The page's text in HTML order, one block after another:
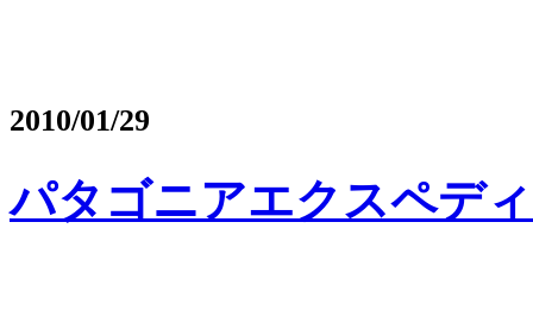
2010/01/29
パタゴニアエクスペデ